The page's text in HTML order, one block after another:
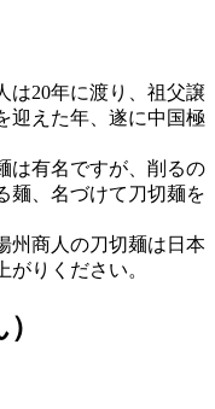
は20年に渡り、祖父譲
迎えた年、遂に中国極
は有名ですが、削るの
麺、名づけて刀切麺を
州商人の刀切麺は日本
りください。